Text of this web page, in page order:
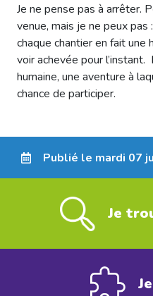
Je ne pense pas à arrêter.
venue, mais je ne peux pas
chaque chantier en fait une
voir achevée pour l’instant.
humaine, une aventure à
chance de participer.
Publié le mardi 07
Je